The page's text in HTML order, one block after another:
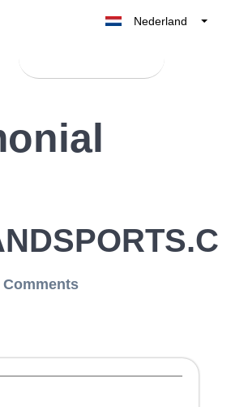
Nederland
België
Comments